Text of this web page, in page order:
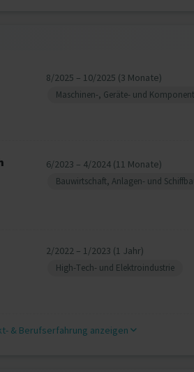
8/2025 – 10/2025 (3 Monate)
Maschinen-, Geräte- und
6/2023 – 4/2024 (11 Monate)
Bauwirtschaft, Anlagen- und
2/2022 – 1/2023 (1 Jahr)
High-Tech- und Elektroindustrie
& Berufserfahrung anzeigen